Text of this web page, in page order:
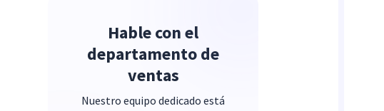
Hable con el
departamento de
ventas
Nuestro equipo dedicado está